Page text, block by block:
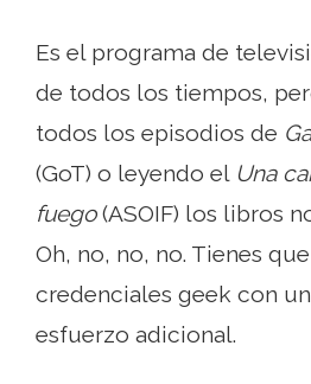
Es el programa de
de todos los tiempos,
todos los episodios de
(GoT) o leyendo el Una
fuego(ASOIF) los libros
Oh, no, no, no. Tienes
credenciales geek con
esfuerzo adicional.